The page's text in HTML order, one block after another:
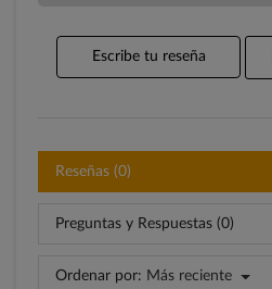
Escribe tu reseña
Reseñas (0)
Preguntas y Respuestas (0)
Ordenar por: Más reciente